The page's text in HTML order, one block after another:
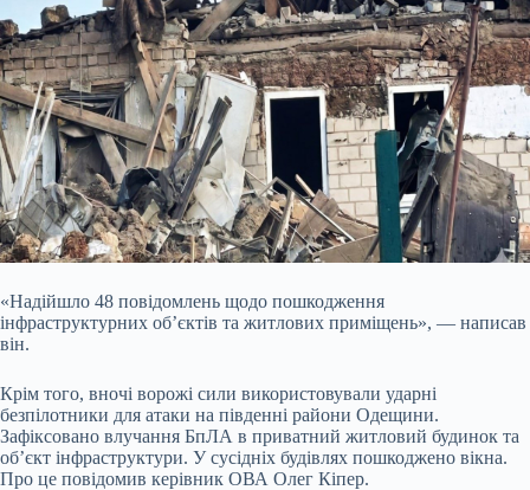
«Надійшло 48 повідомлень щодо пошкодження
інфраструктурних об’єктів та житлових приміщень», — написав
він.
Крім того, вночі ворожі сили використовували ударні
безпілотники для атаки на південні райони Одещини.
Зафіксовано влучання БпЛА в приватний житловий будинок та
об’єкт інфраструктури. У сусідніх будівлях пошкоджено вікна.
Про це повідомив керівник ОВА Олег Кіпер.